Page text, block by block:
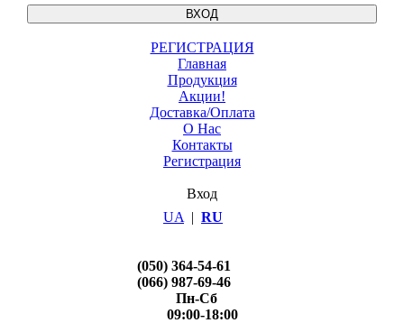
РЕГИСТРАЦИЯ
Главная
Продукция
Акции!
Доставка/Оплата
О Нас
Контакты
Регистрация
Вход
UA | RU
(050) 364-54-61
(066) 987-69-46
Пн-Сб
09:00-18:00